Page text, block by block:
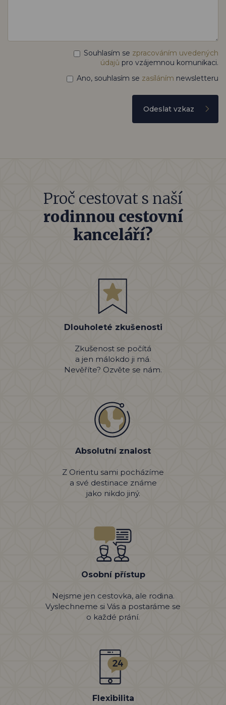
Souhlasím se zpracováním uvedených
údajů pro vzájemnou komunikaci.
Ano, souhlasím se zasíláním newsletteru
Odeslat vzkaz
Proč cestovat s naší
rodinnou cestovní
kanceláří?
Dlouholeté zkušenosti
Zkušenost se počítá
a jen málokdo ji má.
Nevěříte? Ozvěte se nám.
Absolutní znalost
Z Orientu sami pocházíme
a své destinace známe
jako nikdo jiný.
Osobní přístup
Nejsme jen cestovka, ale rodina.
Vyslechneme si Vás a postaráme se
o každé prání.
Flexibilita